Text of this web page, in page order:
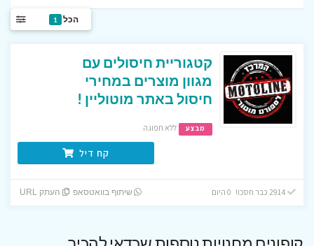
הכל 1
קטגוריית חיסולים עם
מגוון מוצרים במחירי
חיסול באתר מוטוליין !
מבצע ללא תפוגה
קח דיל
2914 כבר חסכו! 0 היום שיתוף בוואטסאפ העתק URL